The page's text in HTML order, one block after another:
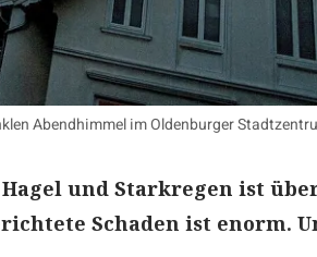
Abendhimmel im Oldenburger
und Starkregen ist
Schaden ist enorm.